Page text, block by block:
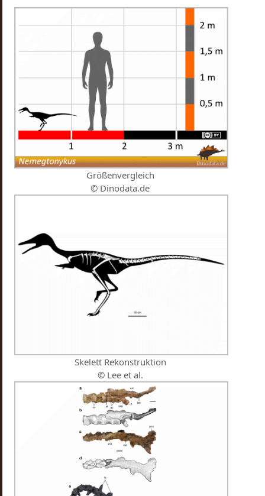
Größenvergleich
© Dinodata.de
Skelett Rekonstruktion
© Lee et al.